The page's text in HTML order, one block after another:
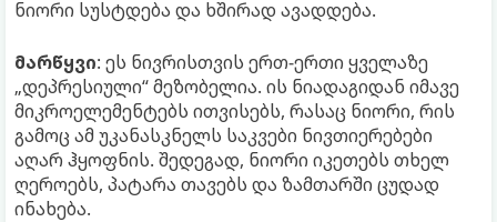
ნიორი სუსტდება და ხშირად ავადდება.
მარწყვი: ეს ნივრისთვის ერთ-ერთი ყველაზე
„დეპრესიული“ მეზობელია. ის ნიადაგიდან იმავე
მიკროელემენტებს ითვისებს, რასაც ნიორი, რის
გამოც ამ უკანასკნელს საკვები ნივთიერებები
აღარ ჰყოფნის. შედეგად, ნიორი იკეთებს თხელ
ღეროებს, პატარა თავებს და ზამთარში ცუდად
ინახება.